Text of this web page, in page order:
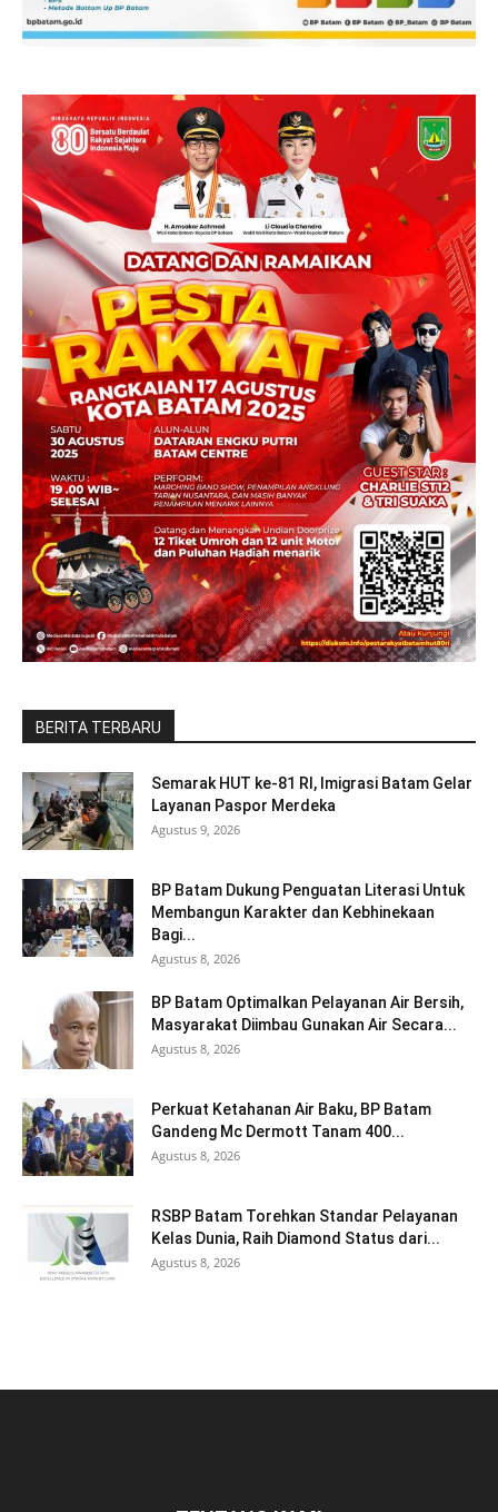
BERITA TERBARU
Semarak HUT ke-81 RI, Imigrasi Batam Gelar
Layanan Paspor Merdeka
Agustus 9, 2026
BP Batam Dukung Penguatan Literasi Untuk
Membangun Karakter dan Kebhinekaan
Bagi...
Agustus 8, 2026
BP Batam Optimalkan Pelayanan Air Bersih,
Masyarakat Diimbau Gunakan Air Secara...
Agustus 8, 2026
Perkuat Ketahanan Air Baku, BP Batam
Gandeng Mc Dermott Tanam 400...
Agustus 8, 2026
RSBP Batam Torehkan Standar Pelayanan
Kelas Dunia, Raih Diamond Status dari...
Agustus 8, 2026